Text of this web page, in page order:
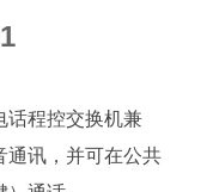
程控交换机兼
讯，并可在公共